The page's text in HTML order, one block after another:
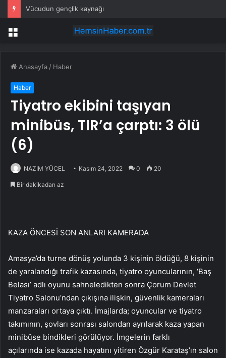
Vücudun gençlik kaynağı
Menü
Anasayfa / Haber
Haber
Tiyatro ekibini taşıyan
minibüs, TIR’a çarptı: 3 ölü
(6)
NAZIM YÜCEL Kasım 24, 2022 0 20
Bir dakikadan az
KAZA ÖNCESİ SON ANLARI KAMERADA
Amasya’da turne dönüş yolunda 3 kişinin öldüğü, 8 kişinin
de yaralandığı trafik kazasında, tiyatro oyuncularının, ‘Baş
Belası’ adlı oyunu sahneledikten sonra Çorum Devlet
Tiyatro Salonu’ndan çıkışına ilişkin, güvenlik kameraları
manzaraları ortaya çıktı. İmajlarda; oyuncular ve tiyatro
takımının, şovları sonrası salondan ayrılarak kaza yapan
minibüse bindikleri görülüyor. İmgelerin farklı
açılarında ise kazada hayatını yitiren Özgür Karataş’ın salon